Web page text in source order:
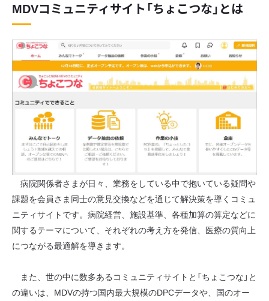
MDVコミュニティサイト「ちょこつな」とは
病院関係者さまが日々、業務をしている中で抱いている疑問や
課題を会員さま同士の意見交換などを通じて解決策を導くコミュ
ニティサイトです。病院経営、施設基準、各種加算の算定などに
関するテーマについて、それぞれの考え方を発信、医療の質向上
につながる最適解を導きます。
また、世の中に数多あるコミュニティサイトと「ちょこつな」と
の違いは、MDVの持つ国内最大規模のDPCデータや、国のオー